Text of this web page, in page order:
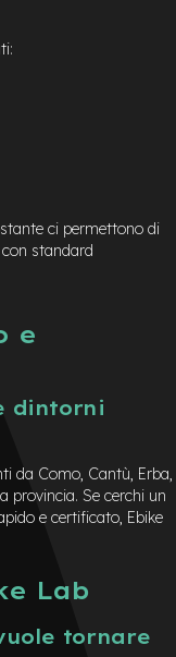
ci permettono di
standard
e
dintorni
da Como, Cantù, Erba,
provincia. Se cerchi un
e certificato, Ebike
Lab
tornare